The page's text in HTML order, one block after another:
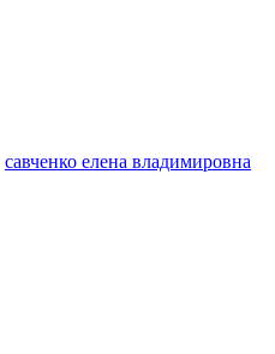
савченко елена владимировна